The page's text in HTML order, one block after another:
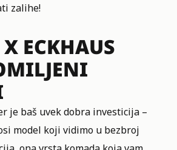
zalihe!
ECKHAUS
je baš uvek dobra investicija –
model koji vidimo u bezbroj